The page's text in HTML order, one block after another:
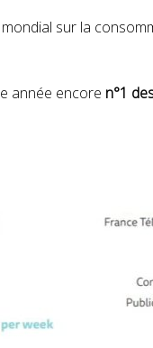
sur la
année encore n°1